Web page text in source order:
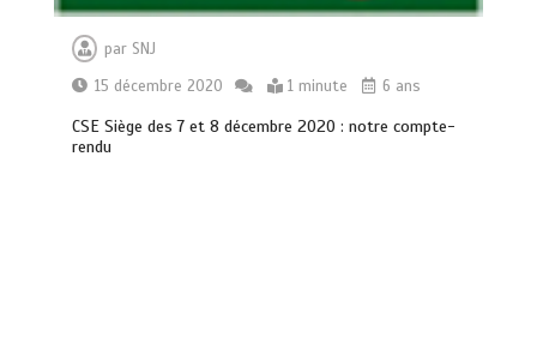
par SNJ
15 décembre 2020
1 minute 6 ans
CSE Siège des 7 et 8 décembre 2020 : notre compte-
rendu